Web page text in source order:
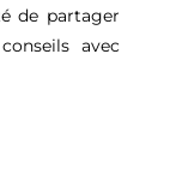
de partager
avec